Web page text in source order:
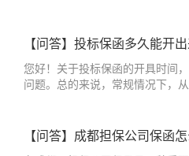
您好！关于投标保函的开具时间
问题。总的来说，常规情况下，